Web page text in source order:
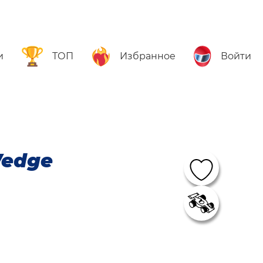
ТОП Избранное Войти